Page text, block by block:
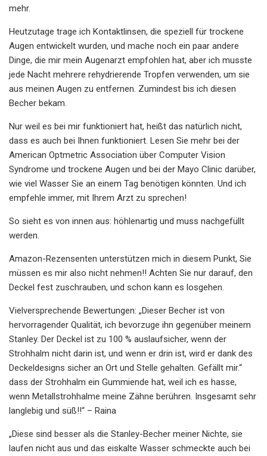
mehr.
Heutzutage trage ich Kontaktlinsen, die speziell für trockene
Augen entwickelt wurden, und mache noch ein paar andere
Dinge, die mir mein Augenarzt empfohlen hat, aber ich musste
jede Nacht mehrere rehydrierende Tropfen verwenden, um sie
aus meinen Augen zu entfernen. Zumindest bis ich diesen
Becher bekam.
Nur weil es bei mir funktioniert hat, heißt das natürlich nicht,
dass es auch bei Ihnen funktioniert. Lesen Sie mehr bei der
American Optmetric Association über Computer Vision
Syndrome und trockene Augen und bei der Mayo Clinic darüber,
wie viel Wasser Sie an einem Tag benötigen könnten. Und ich
empfehle immer, mit Ihrem Arzt zu sprechen!
So sieht es von innen aus: höhlenartig und muss nachgefüllt
werden.
Amazon-Rezensenten unterstützen mich in diesem Punkt, Sie
müssen es mir also nicht nehmen!! Achten Sie nur darauf, den
Deckel fest zuschrauben, und schon kann es losgehen.
Vielversprechende Bewertungen: „Dieser Becher ist von
hervorragender Qualität, ich bevorzuge ihn gegenüber meinem
Stanley. Der Deckel ist zu 100 % auslaufsicher, wenn der
Strohhalm nicht darin ist, und wenn er drin ist, wird er dank des
Deckeldesigns sicher an Ort und Stelle gehalten. Gefällt mir.“
dass der Strohhalm ein Gummiende hat, weil ich es hasse,
wenn Metallstrohhalme meine Zähne berühren. Insgesamt sehr
langlebig und süß!!“ – Raina
„Diese sind besser als die Stanley-Becher meiner Nichte, sie
laufen nicht aus und das eiskalte Wasser schmeckte auch bei